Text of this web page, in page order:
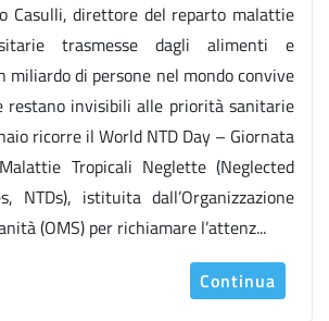
Casulli, direttore del reparto malattie
trasmesse dagli alimenti e
miliardo di persone nel mondo convive
restano invisibili alle priorità sanitarie
ricorre il World NTD Day – Giornata
Tropicali Neglette (Neglected
NTDs), istituita dall’Organizzazione
(OMS) per richiamare l’attenz...
Continua